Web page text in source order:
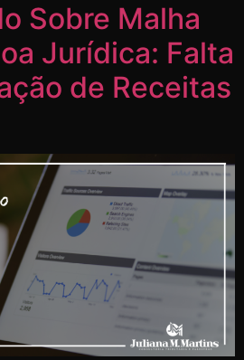
Sobre Malha
Jurídica: Falta
de Receitas